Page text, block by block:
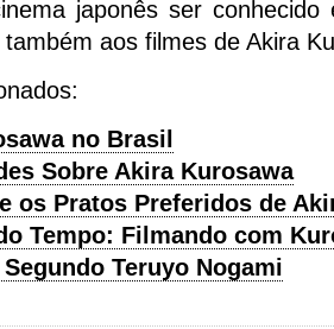
japonês ser conhecido
aos filmes de Akira
no Brasil
Sobre Akira Kurosawa
os Pratos Preferidos de
Tempo: Filmando com
Teruyo Nogami